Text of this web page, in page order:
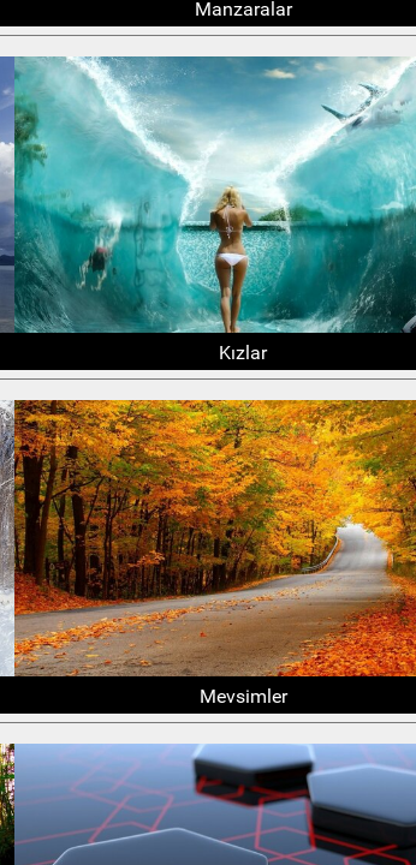
Manzaralar
Kızlar
Mevsimler